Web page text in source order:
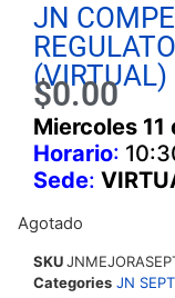
JN
(VIRTUAL)
$0.00
Miercoles
Horario:
Sede:
Agotado
SKU
Categories JN